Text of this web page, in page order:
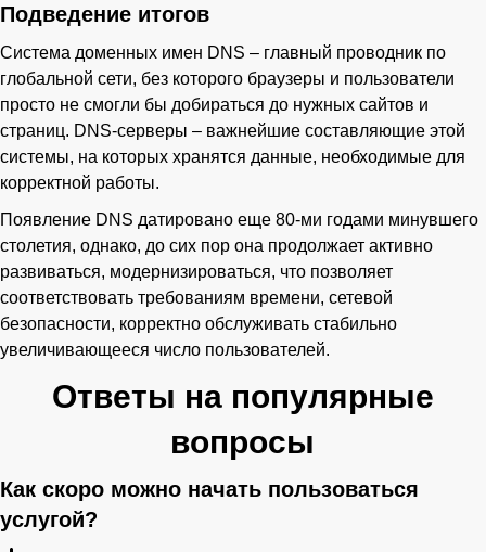
Подведение итогов
Система доменных имен DNS – главный проводник по
глобальной сети, без которого браузеры и пользователи
просто не смогли бы добираться до нужных сайтов и
страниц. DNS-серверы – важнейшие составляющие этой
системы, на которых хранятся данные, необходимые для
корректной работы.
Появление DNS датировано еще 80-ми годами минувшего
столетия, однако, до сих пор она продолжает активно
развиваться, модернизироваться, что позволяет
соответствовать требованиям времени, сетевой
безопасности, корректно обслуживать стабильно
увеличивающееся число пользователей.
Ответы на популярные
вопросы
Как скоро можно начать пользоваться
услугой?